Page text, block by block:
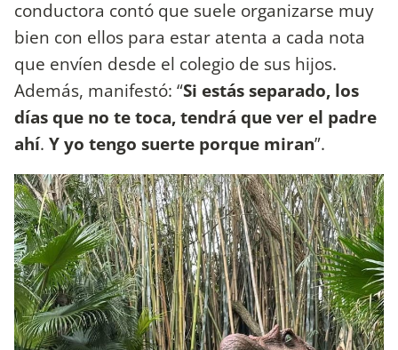
conductora contó que suele organizarse muy
bien con ellos para estar atenta a cada nota
que envíen desde el colegio de sus hijos.
Además, manifestó: “Si estás separado, los
días que no te toca, tendrá que ver el padre
ahí. Y yo tengo suerte porque miran”.